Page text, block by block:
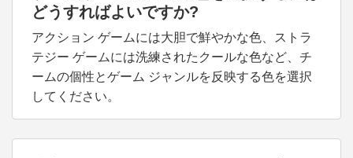
どうすればよいですか?
アクション ゲームには大胆で鮮やかな色、ストラ
テジー ゲームには洗練されたクールな色など、チ
ームの個性とゲーム ジャンルを反映する色を選択
してください。